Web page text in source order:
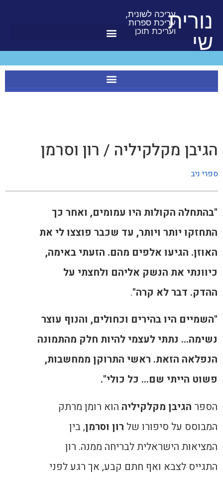
נורית
שי
עריכה לשונית,
עריכת ספרות
ועריכת תוכן
הגיבן מקלקיליה / רון וסרמן
ספרי ניב
"בהתחלה הקולות היו עמומים, ואחר כך
התחזקו יותר ויותר, עד שכבר פוצצו לי את
האוזן. הגיעו אלפים מהם. הזעתי באימה,
כיוונתי את הנשק אליהם ולחצתי על
ההדק. דבר לא קרה"
.
"השמיים היו בהירים וכחולים, והנוף עוצר
נשימה... נתתי לעצמי להיות חלק מהתמונה
הנפלאה הזאת. ראשי התרוקן ממחשבות,
פשוט הייתי שם… כל כולי".
הספר הגיבן מקלקיליה הוא רומן מרתק
המבוסס על סיפורו של רון וסרמן, בין
המציאות הישראלית לבריחה ממנה. רון
התגייס לצבא ואף חתם קבע, אך רגע לפני